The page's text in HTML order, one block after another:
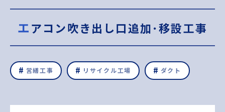
エアコン吹き出し口追加･移設工事
営繕工事 リサイクル工場 ダクト